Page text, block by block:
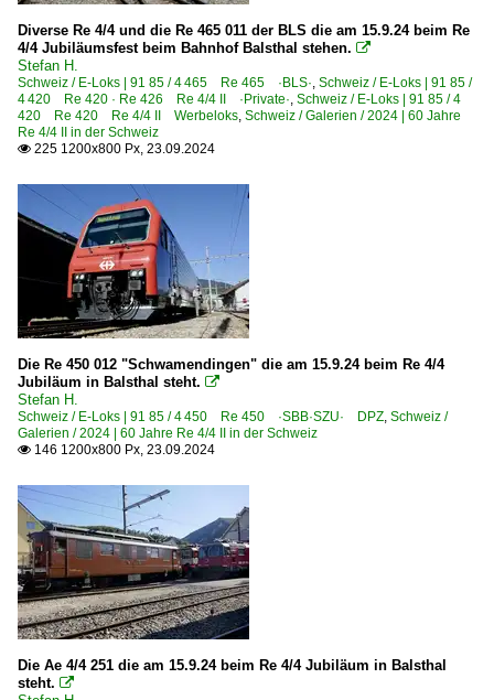
Diverse Re 4/4 und die Re 465 011 der BLS die am 15.9.24 beim Re
4/4 Jubiläumsfest beim Bahnhof Balsthal stehen. 
Stefan H.
Schweiz / E-Loks | 91 85 / 4 465 Re 465 ·BLS·, Schweiz / E-Loks | 91 85 /
4 420 Re 420 · Re 426 Re 4/4 II ·Private·, Schweiz / E-Loks | 91 85 / 4
420 Re 420 Re 4/4 II Werbeloks, Schweiz / Galerien / 2024 | 60 Jahre
Re 4/4 II in der Schweiz
 225 1200x800 Px, 23.09.2024
Die Re 450 012 "Schwamendingen" die am 15.9.24 beim Re 4/4
Jubiläum in Balsthal steht. 
Stefan H.
Schweiz / E-Loks | 91 85 / 4 450 Re 450 ·SBB·SZU· DPZ, Schweiz /
Galerien / 2024 | 60 Jahre Re 4/4 II in der Schweiz
 146 1200x800 Px, 23.09.2024
Die Ae 4/4 251 die am 15.9.24 beim Re 4/4 Jubiläum in Balsthal
steht. 